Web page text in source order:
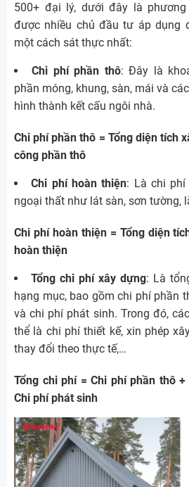
500+ đại lý, dưới đây là
được nhiều chủ đầu tư áp dụng
một cách sát thực nhất:
Chi phí phần thô: Đây là
phần móng, khung, sàn, mái và
hình thành kết cấu ngôi nhà.
Chi phí phần thô = Tổng diện tích
công phần thô
Chi phí hoàn thiện: Là chi
ngoại thất như lát sàn, sơn tường,
Chi phí hoàn thiện = Tổng diện
hoàn thiện
Tổng chi phí xây dựng: Là
hạng mục, bao gồm chi phí phần
và chi phí phát sinh. Trong đó,
thể là chi phí thiết kế, xin phép
thay đổi theo thực tế,…
Tổng chi phí = Chi phí phần thô
Chi phí phát sinh